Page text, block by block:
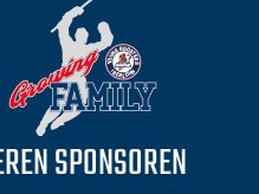
SPONSOREN